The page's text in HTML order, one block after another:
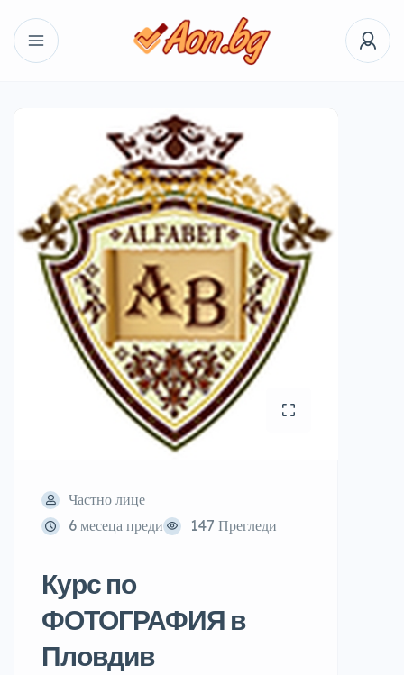
Частно лице
6 месеца преди
147 Прегледи
Курс по
ФОТОГРАФИЯ в
Пловдив